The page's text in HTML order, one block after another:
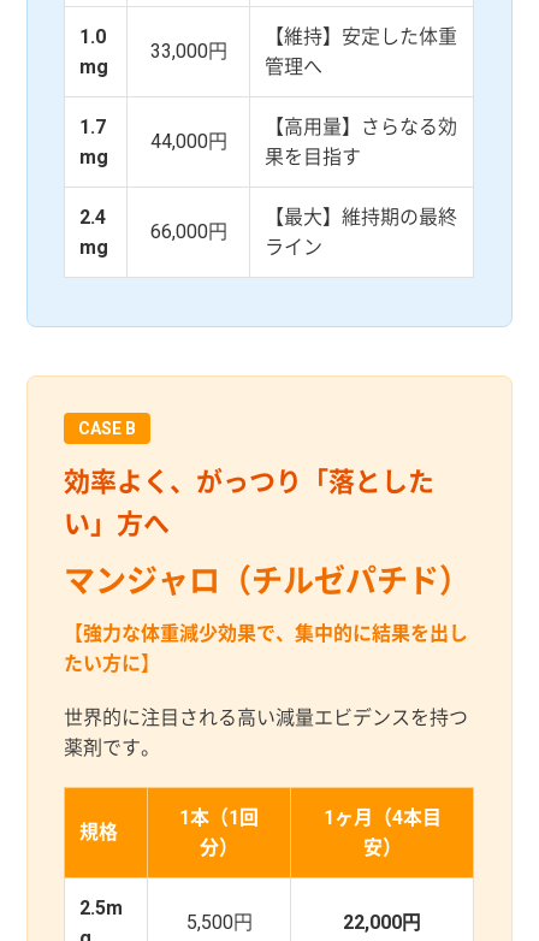
1.0
mg
33,000円
【維持】安定した体重
管理へ
1.7
mg
44,000円
【高用量】さらなる効
果を目指す
2.4
mg
66,000円
【最大】維持期の最終
ライン
CASE B
効率よく、がっつり「落とした
い」方へ
マンジャロ（チルゼパチド）
【強力な体重減少効果で、集中的に結果を出し
たい方に】
世界的に注目される高い減量エビデンスを持つ
薬剤です。
規格
1本（1回
分）
1ヶ月（4本目
安）
2.5m
5,500円 22,000円